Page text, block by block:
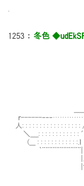
1253 ： 冬色
_ -=
____／
／(__ﾆﾆﾆ
〈r ｀`～
／ﾆ=- _
｢｀`～､、ﾆ
_______｣＿＿
ｒ------‐‐‐………………‐-
人: : : : : : : : : : : : : : :
＼____: : : : : : : : : :
(___ : : : : : : : : : : :
｀¨¨¨¨¨¨¨¨¨¨¨| {
|人:."" ' ゞ /
|⌒人 r､
}/V _
′} ］ ﾊ /